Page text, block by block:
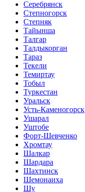
Серебрянск
Степногорск
Степняк
Тайынша
Талгар
Талдыкорган
Тараз
Текели
Темиртау
Тобыл
Туркестан
Уральск
Усть-Каменогорск
Ушарал
Уштобе
Форт-Шевченко
Хромтау
Шалкар
Шардара
Шахтинск
Шемонаиха
Шу